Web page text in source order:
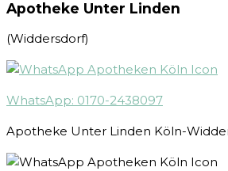
Apotheke Unter Linden
(Widdersdorf)
WhatsApp: 0170-2438097
Apotheke Unter Linden Köln-